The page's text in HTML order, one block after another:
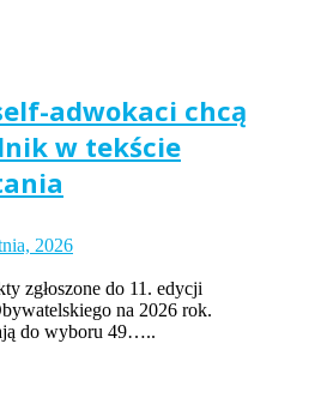
adwokaci chcą
w tekście
2026
zgłoszone do 11. edycji
na 2026 rok.
do wyboru 49…..